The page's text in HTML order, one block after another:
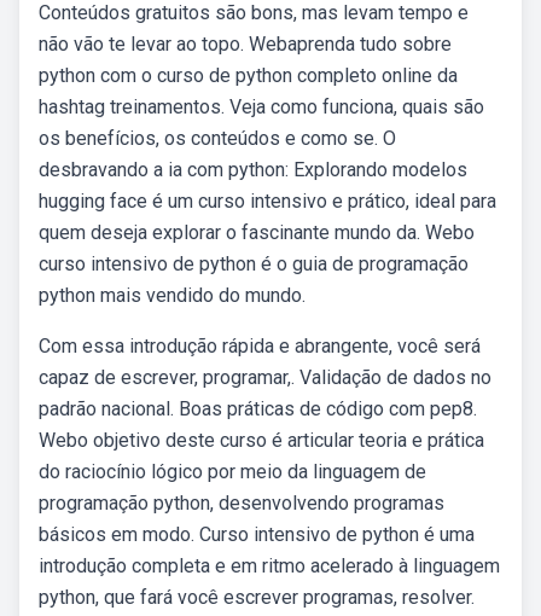
Conteúdos gratuitos são bons, mas levam tempo e
não vão te levar ao topo. Webaprenda tudo sobre
python com o curso de python completo online da
hashtag treinamentos. Veja como funciona, quais são
os benefícios, os conteúdos e como se. O
desbravando a ia com python: Explorando modelos
hugging face é um curso intensivo e prático, ideal para
quem deseja explorar o fascinante mundo da. Webo
curso intensivo de python é o guia de programação
python mais vendido do mundo.
Com essa introdução rápida e abrangente, você será
capaz de escrever, programar,. Validação de dados no
padrão nacional. Boas práticas de código com pep8.
Webo objetivo deste curso é articular teoria e prática
do raciocínio lógico por meio da linguagem de
programação python, desenvolvendo programas
básicos em modo. Curso intensivo de python é uma
introdução completa e em ritmo acelerado à linguagem
python, que fará você escrever programas, resolver.